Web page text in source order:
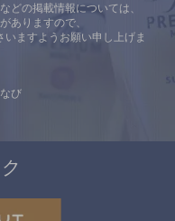
どの掲載情報については、
ありますので、
ますようお願い申し上げま
び